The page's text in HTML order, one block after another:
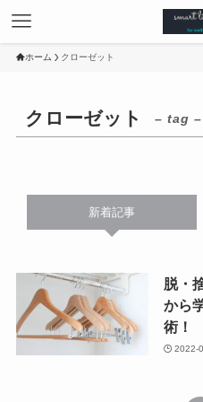
ホーム クローゼット
クローゼット – tag –
新着記事
脱・
から
術！
2022-